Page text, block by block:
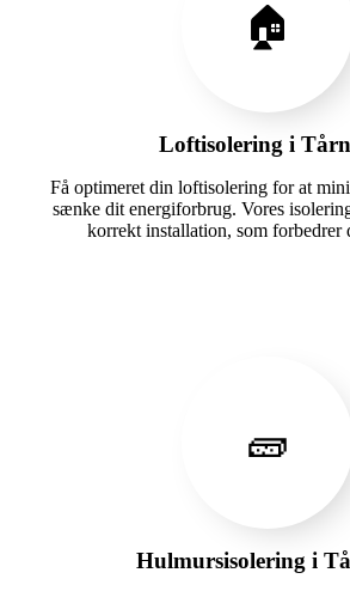
🏠
Loftisolering i
Få optimeret din loftisolering for at
sænke dit energiforbrug. Vores
korrekt installation, som forbedrer
🧱
Hulmursisolering i